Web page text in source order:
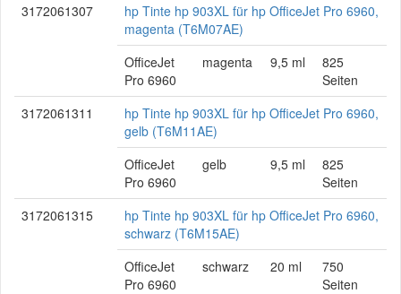
3172061307
hp Tinte hp 903XL für hp OfficeJet Pro 6960,
magenta (T6M07AE)
OfficeJet
Pro 6960
magenta 9,5 ml
825
Seiten
3172061311
hp Tinte hp 903XL für hp OfficeJet Pro 6960,
gelb (T6M11AE)
OfficeJet
Pro 6960
gelb 9,5 ml
825
Seiten
3172061315
hp Tinte hp 903XL für hp OfficeJet Pro 6960,
schwarz (T6M15AE)
OfficeJet
Pro 6960
schwarz 20 ml
750
Seiten